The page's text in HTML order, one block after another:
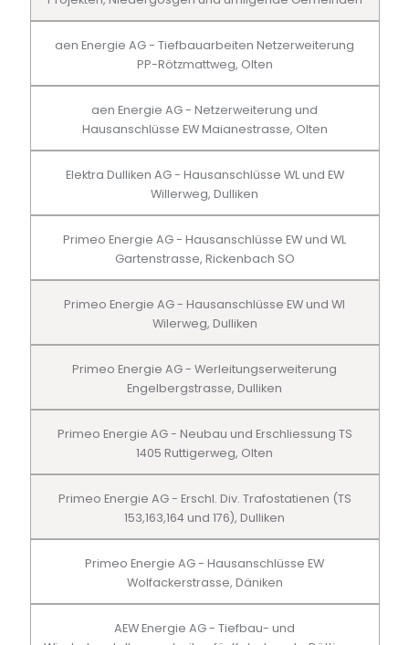
aen Energie AG - Tiefbauarbeiten Netzerweiterung
PP-Rötzmattweg, Olten
aen Energie AG - Netzerweiterung und
Hausanschlüsse EW Maianestrasse, Olten
Elektra Dulliken AG - Hausanschlüsse WL und EW
Willerweg, Dulliken
Primeo Energie AG - Hausanschlüsse EW und WL
Gartenstrasse, Rickenbach SO
Primeo Energie AG - Hausanschlüsse EW und Wl
Wilerweg, Dulliken
Primeo Energie AG - Werleitungserweiterung
Engelbergstrasse, Dulliken
Primeo Energie AG - Neubau und Erschliessung TS
1405 Ruttigerweg, Olten
Primeo Energie AG - Erschl. Div. Trafostatienen (TS
153,163,164 und 176), Dulliken
Primeo Energie AG - Hausanschlüsse EW
Wolfackerstrasse, Däniken
AEW Energie AG - Tiefbau- und